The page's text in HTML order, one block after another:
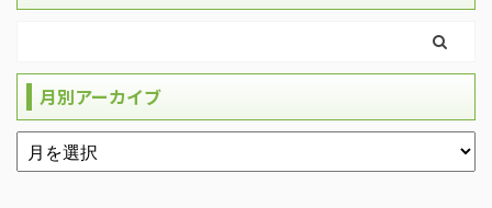
月別アーカイブ